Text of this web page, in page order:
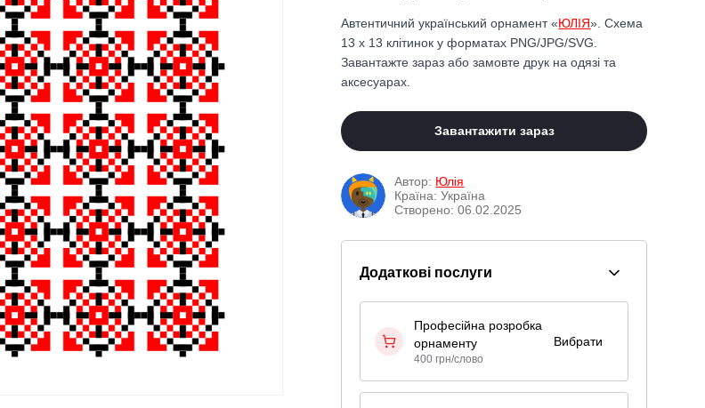
Автентичний український орнамент «ЮЛІЯ». Схема
13 x 13 клітинок у форматах PNG/JPG/SVG.
Завантажте зараз або замовте друк на одязі та
аксесуарах.
Завантажити зараз
Автор: Юлія
Країна: Україна
Створено: 06.02.2025
Додаткові послуги
Професійна розробка
орнаменту
400 грн/слово
Вибрати